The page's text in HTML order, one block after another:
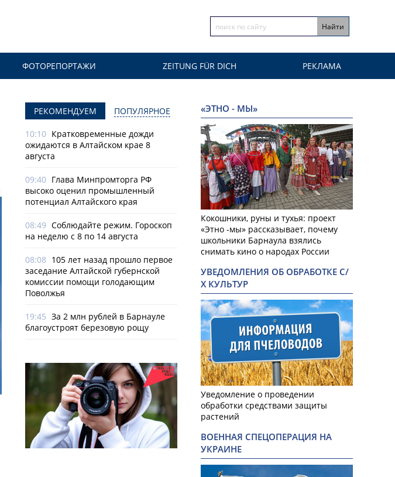
ФОТОРЕПОРТАЖИ ZEITUNG FÜR DICH РЕКЛАМА
РЕКОМЕНДУЕМ ПОПУЛЯРНОЕ
10:10 Кратковременные дожди
ожидаются в Алтайском крае 8
августа
09:40 Глава Минпромторга РФ
высоко оценил промышленный
потенциал Алтайского края
08:49 Соблюдайте режим. Гороскоп
на неделю с 8 по 14 августа
08:08 105 лет назад прошло первое
заседание Алтайской губернской
комиссии помощи голодающим
Поволжья
19:45 За 2 млн рублей в Барнауле
благоустроят березовую рощу
«ЭТНО - МЫ»
Кокошники, руны и тухья: проект
«Этно -мы» рассказывает, почему
школьники Барнаула взялись
снимать кино о народах России
УВЕДОМЛЕНИЯ ОБ ОБРАБОТКЕ С/
Х КУЛЬТУР
Уведомление о проведении
обработки средствами защиты
растений
ВОЕННАЯ СПЕЦОПЕРАЦИЯ НА
УКРАИНЕ